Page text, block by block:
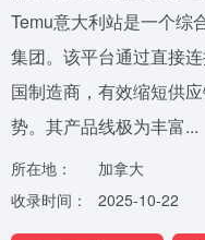
Temu意大利站是一个综
集团。该平台通过直接
国制造商，有效缩短供
势。其产品线极为丰富...
所在地：
加拿大
收录时间：
2025-10-22